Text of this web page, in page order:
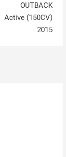
OUTBACK
Active (150CV)
2015